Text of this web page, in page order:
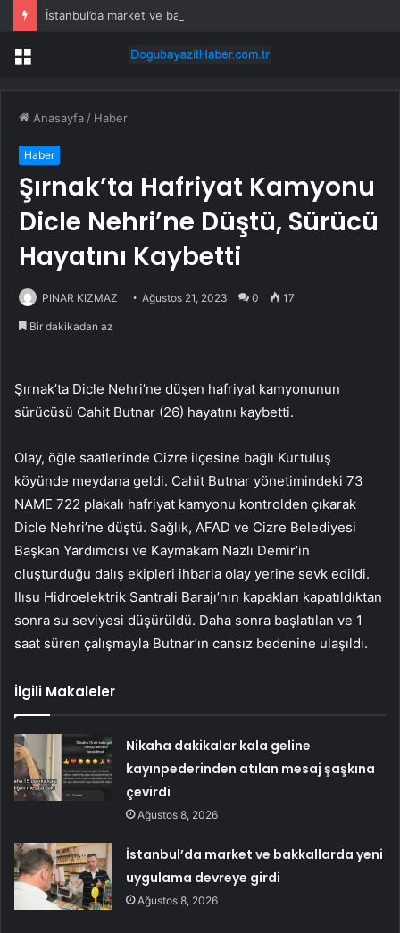
Menü
Anasayfa / Haber
Haber
Şırnak’ta Hafriyat Kamyonu
Dicle Nehri’ne Düştü, Sürücü
Hayatını Kaybetti
PINAR KIZMAZ Ağustos 21, 2023 0 17
Bir dakikadan az
Şırnak’ta Dicle Nehri’ne düşen hafriyat kamyonunun
sürücüsü Cahit Butnar (26) hayatını kaybetti.
Olay, öğle saatlerinde Cizre ilçesine bağlı Kurtuluş
köyünde meydana geldi. Cahit Butnar yönetimindeki 73
NAME 722 plakalı hafriyat kamyonu kontrolden çıkarak
Dicle Nehri’ne düştü. Sağlık, AFAD ve Cizre Belediyesi
Başkan Yardımcısı ve Kaymakam Nazlı Demir’in
oluşturduğu dalış ekipleri ihbarla olay yerine sevk edildi.
Ilısu Hidroelektrik Santrali Barajı’nın kapakları kapatıldıktan
sonra su seviyesi düşürüldü. Daha sonra başlatılan ve 1
saat süren çalışmayla Butnar’ın cansız bedenine ulaşıldı.
İlgili Makaleler
Nikaha dakikalar kala geline
kayınpederinden atılan mesaj şaşkına
çevirdi
Ağustos 8, 2026
İstanbul’da market ve bakkallarda yeni
uygulama devreye girdi
Ağustos 8, 2026